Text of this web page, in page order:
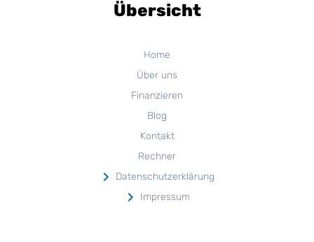
Übersicht
Home
Über uns
Finanzieren
Blog
Kontakt
Rechner
Datenschutzerklärung
Impressum